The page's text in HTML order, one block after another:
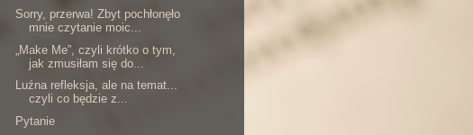
Sorry, przerwa! Zbyt pochłonęło
mnie czytanie moic...
„Make Me”, czyli krótko o tym,
jak zmusiłam się do...
Luźna refleksja, ale na temat...
czyli co będzie z...
Pytanie